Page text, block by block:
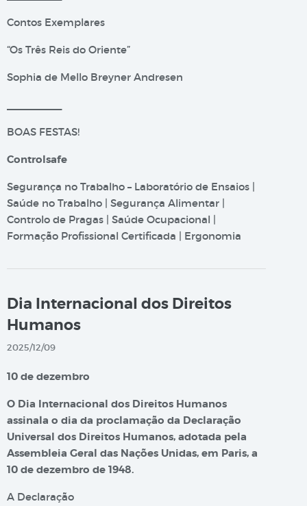
Contos Exemplares
“Os Três Reis do Oriente”
Sophia de Mello Breyner Andresen
BOAS FESTAS!
Controlsafe
Segurança no Trabalho – Laboratório de Ensaios |
Saúde no Trabalho | Segurança Alimentar |
Controlo de Pragas | Saúde Ocupacional |
Formação Profissional Certificada | Ergonomia
Dia Internacional dos Direitos
Humanos
2025/12/09
10 de dezembro
O Dia Internacional dos Direitos Humanos
assinala o dia da proclamação da Declaração
Universal dos Direitos Humanos, adotada pela
Assembleia Geral das Nações Unidas, em Paris, a
10 de dezembro de 1948.
A Declaração